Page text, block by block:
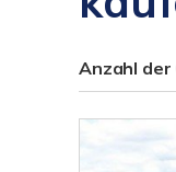
Anzahl der